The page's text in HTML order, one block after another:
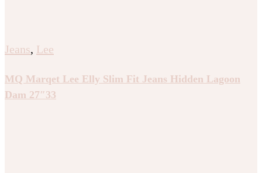
Jeans, Lee
MQ Marqet Lee Elly Slim Fit Jeans Hidden Lagoon
Dam 27″33